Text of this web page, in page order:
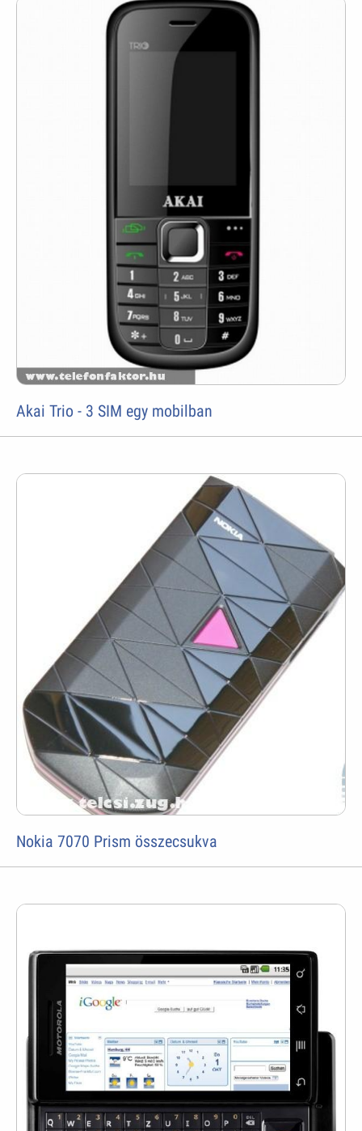
Akai Trio - 3 SIM egy mobilban
Nokia 7070 Prism összecsukva